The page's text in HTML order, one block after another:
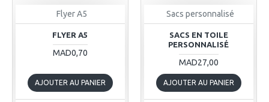
Flyer A5
FLYER A5
MAD0,70
AJOUTER AU PANIER
Sacs personnalisé
SACS EN TOILE
PERSONNALISÉ
MAD27,00
AJOUTER AU PANIER